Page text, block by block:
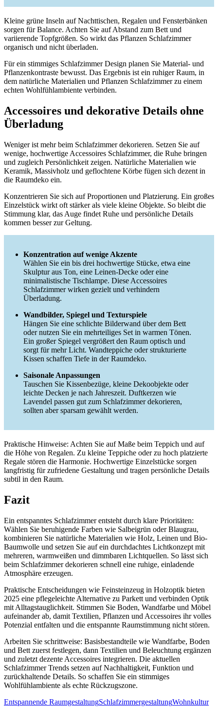
Kleine grüne Inseln auf Nachttischen, Regalen und Fensterbänken
sorgen für Balance. Achten Sie auf Abstand zum Bett und
variierende Topfgrößen. So wirkt das Pflanzen Schlafzimmer
organisch und nicht überladen.
Für ein stimmiges Schlafzimmer Design planen Sie Material- und
Pflanzenkontraste bewusst. Das Ergebnis ist ein ruhiger Raum, in
dem natürliche Materialien und Pflanzen Schlafzimmer zu einem
echten Wohlfühlambiente verbinden.
Accessoires und dekorative Details ohne
Überladung
Weniger ist mehr beim Schlafzimmer dekorieren. Setzen Sie auf
wenige, hochwertige Accessoires Schlafzimmer, die Ruhe bringen
und zugleich Persönlichkeit zeigen. Natürliche Materialien wie
Keramik, Massivholz und geflochtene Körbe fügen sich dezent in
die Raumdeko ein.
Konzentrieren Sie sich auf Proportionen und Platzierung. Ein großes
Einzelstück wirkt oft stärker als viele kleine Objekte. So bleibt die
Stimmung klar, das Auge findet Ruhe und persönliche Details
kommen besser zur Geltung.
Konzentration auf wenige Akzente
Wählen Sie ein bis drei hochwertige Stücke, etwa eine
Skulptur aus Ton, eine Leinen-Decke oder eine
minimalistische Tischlampe. Diese Accessoires
Schlafzimmer wirken gezielt und verhindern
Überladung.
Wandbilder, Spiegel und Texturspiele
Hängen Sie eine schlichte Bilderwand über dem Bett
oder nutzen Sie ein mehrteiliges Set in warmen Tönen.
Ein großer Spiegel vergrößert den Raum optisch und
sorgt für mehr Licht. Wandteppiche oder strukturierte
Kissen schaffen Tiefe in der Raumdeko.
Saisonale Anpassungen
Tauschen Sie Kissenbezüge, kleine Dekoobjekte oder
leichte Decken je nach Jahreszeit. Duftkerzen wie
Lavendel passen gut zum Schlafzimmer dekorieren,
sollten aber sparsam gewählt werden.
Praktische Hinweise: Achten Sie auf Maße beim Teppich und auf
die Höhe von Regalen. Zu kleine Teppiche oder zu hoch platzierte
Regale stören die Harmonie. Hochwertige Einzelstücke sorgen
langfristig für zufriedene Gestaltung und tragen persönliche Details
subtil in den Raum.
Fazit
Ein entspanntes Schlafzimmer entsteht durch klare Prioritäten:
Wählen Sie beruhigende Farben wie Salbeigrün oder Blaugrau,
kombinieren Sie natürliche Materialien wie Holz, Leinen und Bio-
Baumwolle und setzen Sie auf ein durchdachtes Lichtkonzept mit
mehreren, warmweißen und dimmbaren Lichtquellen. So lässt sich
beim Schlafzimmer dekorieren schnell eine ruhige, einladende
Atmosphäre erzeugen.
Praktische Entscheidungen wie Feinsteinzeug in Holzoptik bieten
2025 eine pflegeleichte Alternative zu Parkett und verbinden Optik
mit Alltagstauglichkeit. Stimmen Sie Boden, Wandfarbe und Möbel
aufeinander ab, damit Textilien, Pflanzen und Accessoires ihr volles
Potenzial entfalten und die entspannte Raumstimmung nicht stören.
Arbeiten Sie schrittweise: Basisbestandteile wie Wandfarbe, Boden
und Bett zuerst festlegen, dann Textilien und Beleuchtung ergänzen
und zuletzt dezente Accessoires integrieren. Die aktuellen
Schlafzimmer Trends setzen auf Nachhaltigkeit, Funktion und
zurückhaltende Details. So schaffen Sie ein stimmiges
Wohlfühlambiente als echte Rückzugszone.
Entspannende RaumgestaltungSchlafzimmergestaltungWohnkultur